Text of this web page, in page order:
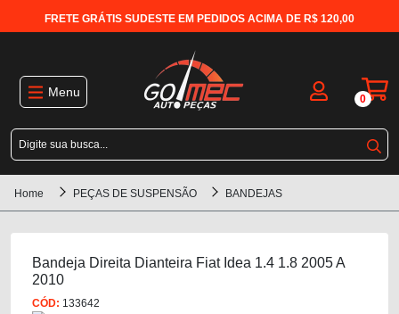
FRETE GRÁTIS SUDESTE EM PEDIDOS ACIMA DE R$ 120,00
Menu 0
Home PEÇAS DE SUSPENSÃO BANDEJAS
Bandeja Direita Dianteira Fiat Idea 1.4 1.8 2005 A
2010
CÓD: 133642